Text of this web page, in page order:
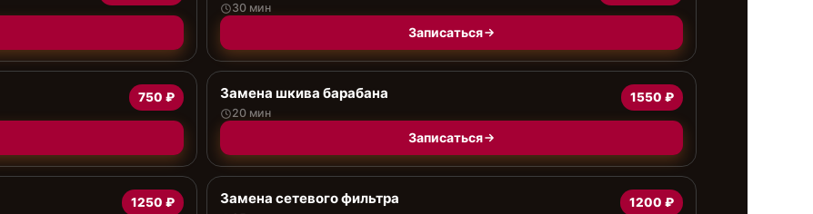
30 мин
Записаться
750 ₽ Замена шкива барабана
20 мин
1550 ₽
Записаться
1250 ₽ Замена сетевого фильтра 1200 ₽